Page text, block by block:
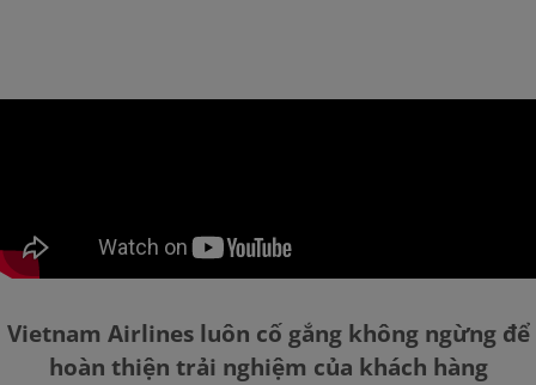
Vietnam Airlines luôn cố gắng không ngừng để
hoàn thiện trải nghiệm của khách hàng